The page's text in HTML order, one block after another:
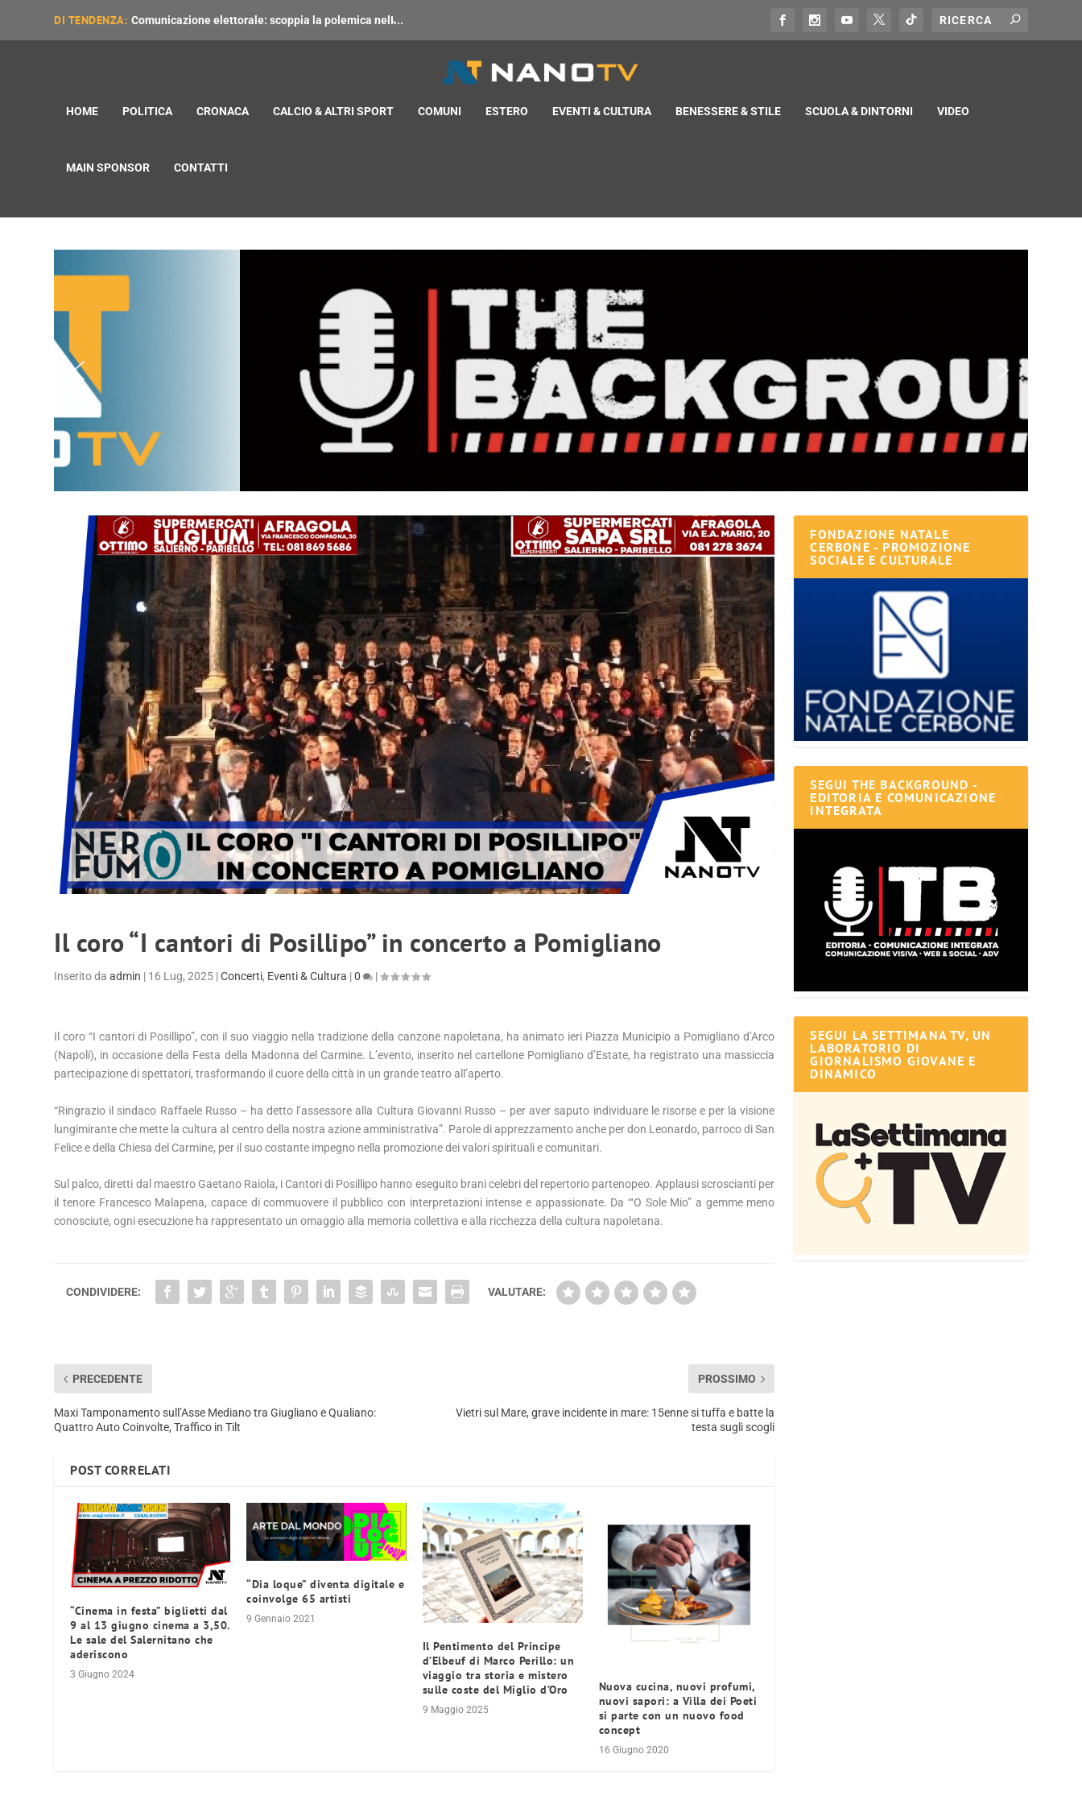
DI TENDENZA: Comunicazione elettorale: scoppia la polemica nell̵...
HOME POLITICA CRONACA CALCIO & ALTRI SPORT COMUNI ESTERO EVENTI & CULTURA BENESSERE & STILE SCUOLA & DINTORNI VIDEO
MAIN SPONSOR CONTATTI
Il coro “I cantori di Posillipo” in concerto a Pomigliano
Inserito daadmin | 16 Lug, 2025 |Concerti, Eventi & Cultura |0 |
Il coro “I cantori di Posillipo”, con il suo viaggio nella tradizione della canzone napoletana, ha animato ieri Piazza Municipio a Pomigliano d’Arco
(Napoli), in occasione della Festa della Madonna del Carmine. L’evento, inserito nel cartellone Pomigliano d’Estate, ha registrato una massiccia
partecipazione di spettatori, trasformando il cuore della città in un grande teatro all’aperto.
“Ringrazio il sindaco Raffaele Russo – ha detto l’assessore alla Cultura Giovanni Russo – per aver saputo individuare le risorse e per la visione
lungimirante che mette la cultura al centro della nostra azione amministrativa”. Parole di apprezzamento anche per don Leonardo, parroco di San
Felice e della Chiesa del Carmine, per il suo costante impegno nella promozione dei valori spirituali e comunitari.
Sul palco, diretti dal maestro Gaetano Raiola, i Cantori di Posillipo hanno eseguito brani celebri del repertorio partenopeo. Applausi scroscianti per
il tenore Francesco Malapena, capace di commuovere il pubblico con interpretazioni intense e appassionate. Da “‘O Sole Mio” a gemme meno
conosciute, ogni esecuzione ha rappresentato un omaggio alla memoria collettiva e alla ricchezza della cultura napoletana.
CONDIVIDERE: VALUTARE:
PRECEDENTE
Maxi Tamponamento sull’Asse Mediano tra Giugliano e Qualiano:
Quattro Auto Coinvolte, Traffico in Tilt
PROSSIMO
Vietri sul Mare, grave incidente in mare: 15enne si tuffa e batte la
testa sugli scogli
POST CORRELATI
“Cinema in festa” biglietti dal
9 al 13 giugno cinema a 3,50.
Le sale del Salernitano che
aderiscono
3 Giugno 2024
“Dia loque” diventa digitale e
coinvolge 65 artisti
9 Gennaio 2021
Il Pentimento del Principe
d’Elbeuf di Marco Perillo: un
viaggio tra storia e mistero
sulle coste del Miglio d’Oro
9 Maggio 2025
Nuova cucina, nuovi profumi,
nuovi sapori: a Villa dei Poeti
si parte con un nuovo food
concept
16 Giugno 2020
FONDAZIONE NATALE
CERBONE - PROMOZIONE
SOCIALE E CULTURALE
SEGUI THE BACKGROUND -
EDITORIA E COMUNICAZIONE
INTEGRATA
SEGUI LA SETTIMANA TV, UN
LABORATORIO DI
GIORNALISMO GIOVANE E
DINAMICO